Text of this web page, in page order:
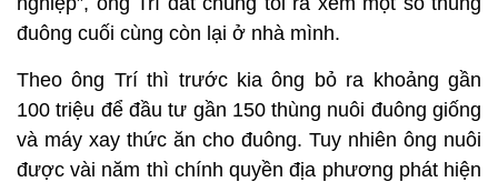
đuông cuối cùng còn lại ở nhà mình.
Theo ông Trí thì trước kia ông bỏ ra khoảng gần
100 triệu để đầu tư gần 150 thùng nuôi đuông giống
và máy xay thức ăn cho đuông. Tuy nhiên ông nuôi
được vài năm thì chính quyền địa phương phát hiện